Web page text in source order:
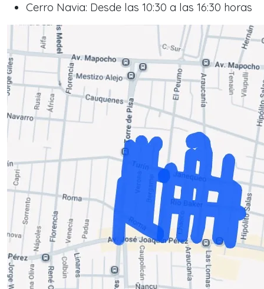
Cerro Navia: Desde las 10:30 a las 16:30 horas